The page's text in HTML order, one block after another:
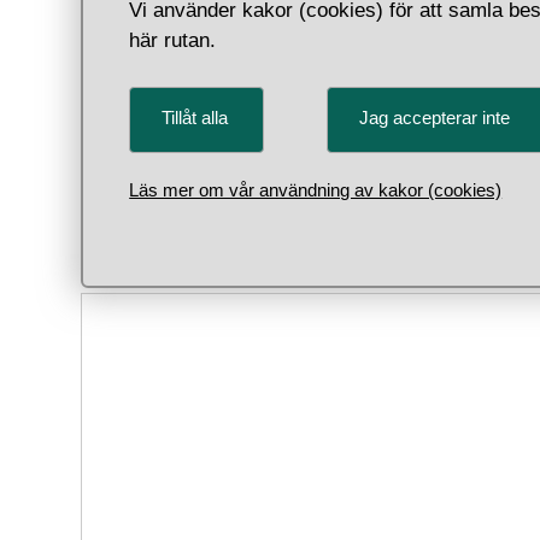
Vi använder kakor (cookies) för att samla
här rutan.
Tillåt alla Jag accepterar inte
Läs mer om vår användning av kakor (cookies)
Precis